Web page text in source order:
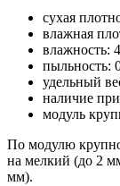
сухая
влажная
влажность:
пыльность:
удельный
наличие
модуль
По модулю
на мелкий (до 2
мм).